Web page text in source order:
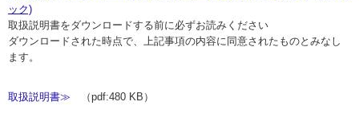
ック)
取扱説明書をダウンロードする前に必ずお読みください
ダウンロードされた時点で、上記事項の内容に同意されたものとみなし
ます。
取扱説明書≫ （pdf:480 KB）